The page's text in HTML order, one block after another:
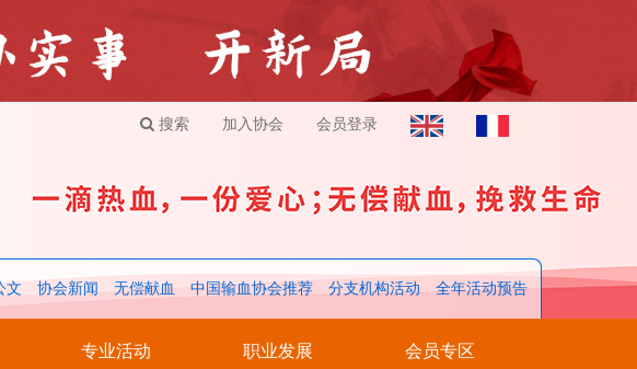
搜索 加入协会 会员登录
文 协会新闻 无偿献血 中国输血协会推荐 分支机构活动 全年活动预告
专业活动 职业发展 会员专区